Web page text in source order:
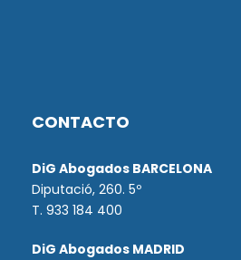
CONTACTO
DiG Abogados BARCELONA
Diputació, 260. 5º
T. 933 184 400
DiG Abogados MADRID